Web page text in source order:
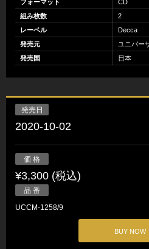
フォーマット
CD
組み枚数
2
レーベル
Decca
発売元
ユニバー
発売国
日本
発売日
2020-10-02
価 格
¥3,300 (税込)
品 番
UCCM-1258/9
BUY NOW